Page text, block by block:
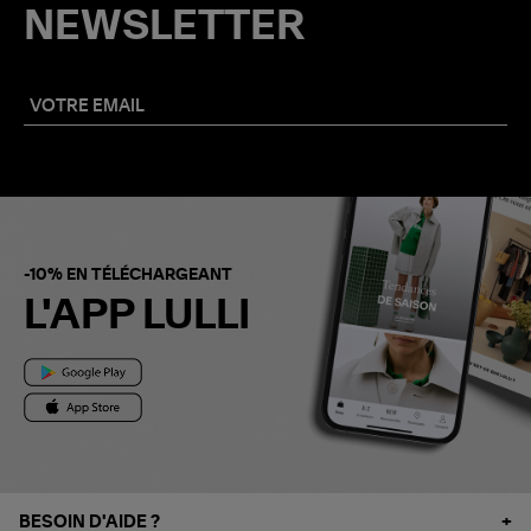
NEWSLETTER
-10% EN TÉLÉCHARGEANT
L'APP LULLI
BESOIN D'AIDE ?